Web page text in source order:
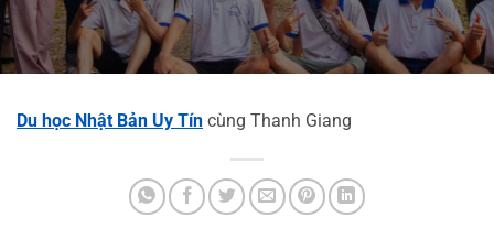
Du học Nhật Bản Uy Tín cùng Thanh Giang